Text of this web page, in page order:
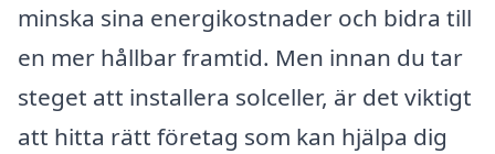
minska sina energikostnader och bidra till
en mer hållbar framtid. Men innan du tar
steget att installera solceller, är det viktigt
att hitta rätt företag som kan hjälpa dig